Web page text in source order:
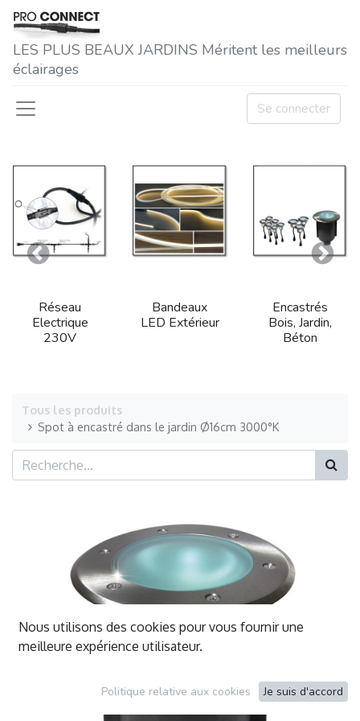
LES P​LUS BEAUX JARDINS Méritent les meilleurs
éclairages
Se connecter
Réseau
Electrique
230V
Bandeaux
LED Extérieur
Encastrés
Bois, Jardin,
Béton
Précedent
Tous les produits
Spot à encastré dans le jardin Ø16cm 3000°K
Nous utilisons des cookies pour vous fournir une
meilleure expérience utilisateur.
Politique relative aux cookies Je suis d'accord